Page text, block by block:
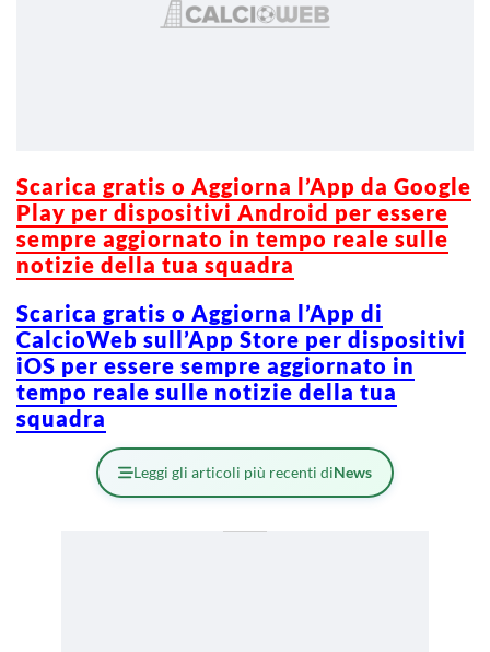
Scarica gratis o Aggiorna l’App da Google
Play per dispositivi Android per essere
sempre aggiornato in tempo reale sulle
notizie della tua squadra
Scarica gratis o Aggiorna l’App di
CalcioWeb sull’App Store per dispositivi
iOS per essere sempre aggiornato in
tempo reale sulle notizie della tua
squadra
Leggi gli articoli più recenti diNews